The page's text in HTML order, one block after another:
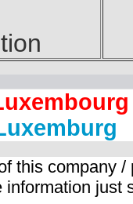
this company
information just